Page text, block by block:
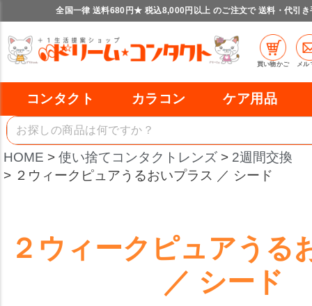
全国一律 送料680円★ 税込8,000円以上 のご注文で 送料・代引き
買い物かご メル
コンタクト カラコン ケア用品
HOME 使い捨てコンタクトレンズ
2週間交換
２ウィークピュアうるおいプラス ／ シード
２ウィークピュアうる
／ シード